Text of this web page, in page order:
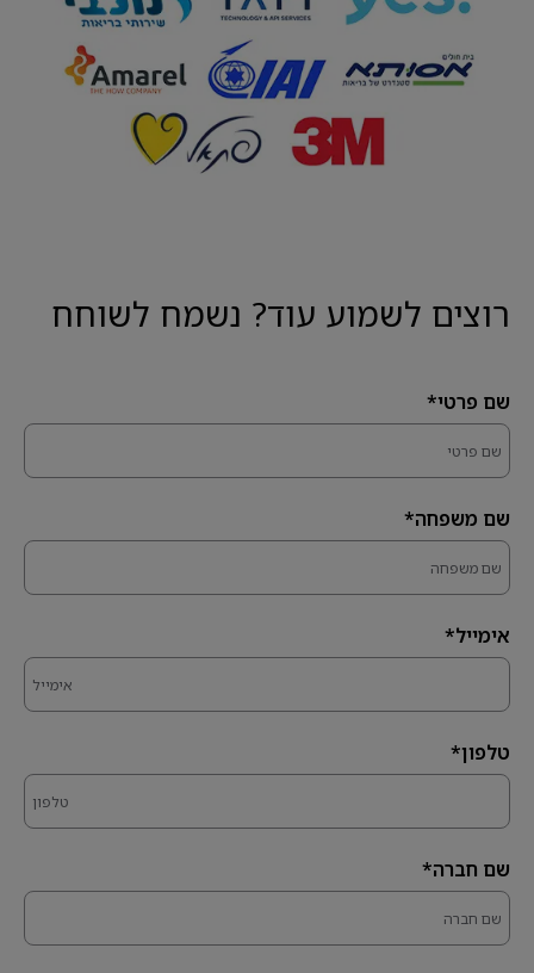
רוצים לשמוע עוד? נשמח לשוחח
שם פרטי*
שם משפחה*
אימייל*
טלפון*
שם חברה*